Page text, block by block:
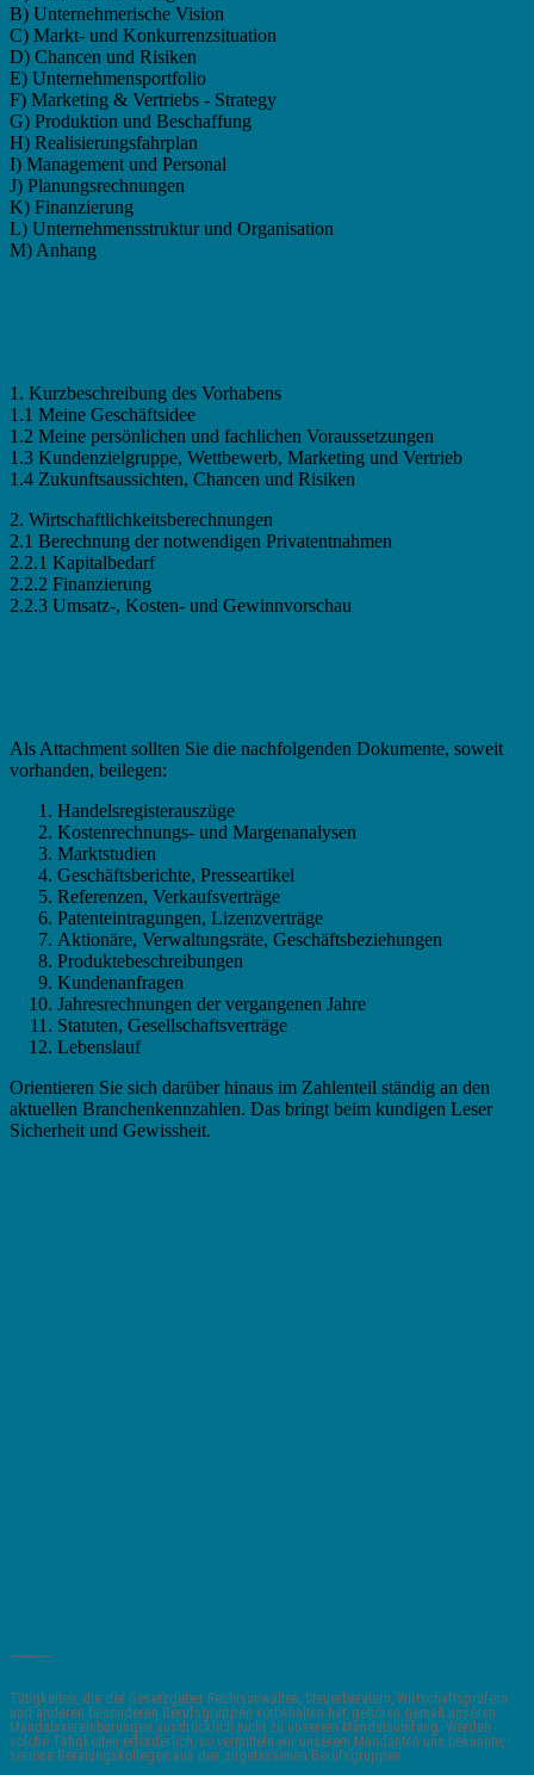
B) Unternehmerische Vision
C) Markt- und Konkurrenzsituation
D) Chancen und Risiken
E) Unternehmensportfolio
F) Marketing & Vertriebs - Strategy
G) Produktion und Beschaffung
H) Realisierungsfahrplan
I) Management und Personal
J) Planungsrechnungen
K) Finanzierung
L) Unternehmensstruktur und Organisation
M) Anhang
1. Kurzbeschreibung des Vorhabens
1.1 Meine Geschäftsidee
1.2 Meine persönlichen und fachlichen Voraussetzungen
1.3 Kundenzielgruppe, Wettbewerb, Marketing und Vertrieb
1.4 Zukunftsaussichten, Chancen und Risiken
2. Wirtschaftlichkeitsberechnungen
2.1 Berechnung der notwendigen Privatentnahmen
2.2.1 Kapitalbedarf
2.2.2 Finanzierung
2.2.3 Umsatz-, Kosten- und Gewinnvorschau
Als Attachment sollten Sie die nachfolgenden Dokumente, soweit
vorhanden, beilegen:
Handelsregisterauszüge
Kostenrechnungs- und Margenanalysen
Marktstudien
Geschäftsberichte, Presseartikel
Referenzen, Verkaufsverträge
Patenteintragungen, Lizenzverträge
Aktionäre, Verwaltungsräte, Geschäftsbeziehungen
Produktebeschreibungen
Kundenanfragen
Jahresrechnungen der vergangenen Jahre
Statuten, Gesellschaftsverträge
Lebenslauf
Orientieren Sie sich darüber hinaus im Zahlenteil ständig an den
aktuellen Branchenkennzahlen. Das bringt beim kundigen Leser
Sicherheit und Gewissheit.
Tätigkeiten, die der Gesetzgeber Rechtsanwälten, Steuerberatern, Wirtschaftsprüfern
und anderen besonderen Berufsgruppen vorbehalten hat, gehören gemäß unseren
Mandatsvereinbarungen ausdrücklich nicht zu unserem Mandatsumfang. Werden
solche Tätigkeiten erforderlich, so vermitteln wir unserem Mandanten uns bekannte,
seriöse Beratungskollegen aus den zugelassenen Berufsgruppen.